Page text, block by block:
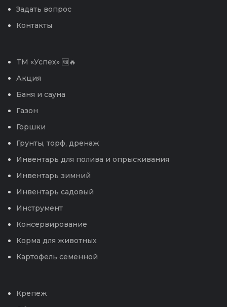
Задать вопрос
Контакты
TM «Успех» 🆕🔥
Акция
Баня и сауна
Газон
Горшки
Грунты, торф, дренаж
Инвентарь для полива и опрыскивания
Инвентарь зимний
Инвентарь садовый
Инструмент
Консервирование
Корма для животных
Картофель семенной
Крепеж